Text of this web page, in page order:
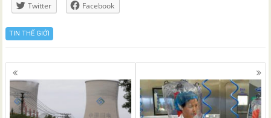
Twitter Facebook
TIN THẾ GIỚI
Posts
navigation